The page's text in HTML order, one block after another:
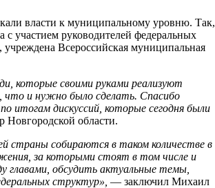
власти к муниципальному уровню. Так,
участием руководителей федеральных
Всероссийская муниципальная
которые своими руками реализуют
что и нужно было сделать. Спасибо
итогам дискуссий, которые сегодня были
Новгородской области.
страны собираются в таком количестве в
за которыми стоят в том числе и
обсудить актуальные темы,
структур», — заключил Михаил